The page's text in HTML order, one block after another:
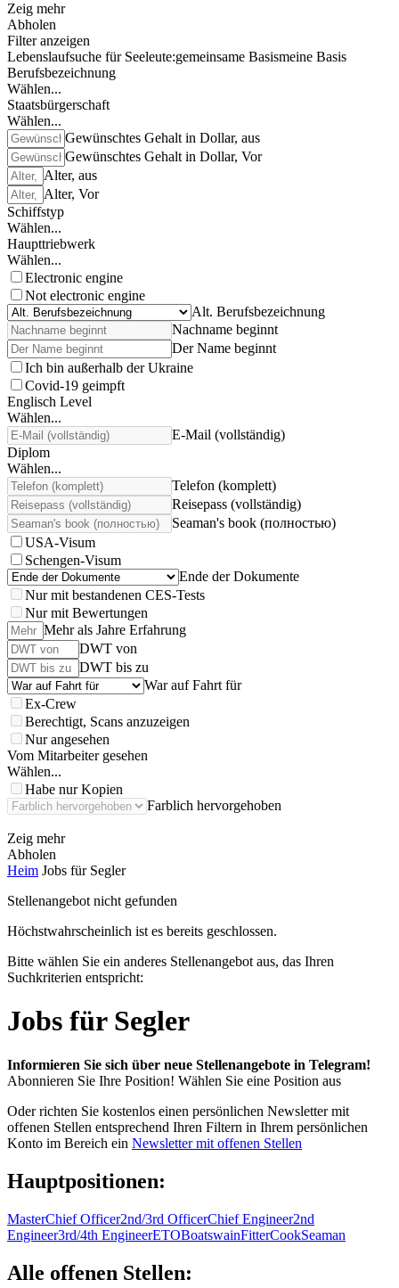
Zeig mehr
Abholen
Filter anzeigen
Lebenslaufsuche für Seeleute:gemeinsame Basismeine Basis
Berufsbezeichnung
Wählen...
Staatsbürgerschaft
Wählen...
Gewünschtes Gehalt in Dollar, aus
Gewünschtes Gehalt in Dollar, Vor
Alter, aus
Alter, Vor
Schiffstyp
Wählen...
Haupttriebwerk
Wählen...
Electronic engine
Not electronic engine
Alt. Berufsbezeichnung
Nachname beginnt
Der Name beginnt
Ich bin außerhalb der Ukraine
Covid-19 geimpft
Englisch Level
Wählen...
E-Mail (vollständig)
Diplom
Wählen...
Telefon (komplett)
Reisepass (vollständig)
Seaman's book (полностью)
USA-Visum
Schengen-Visum
Ende der Dokumente
Nur mit bestandenen CES-Tests
Nur mit Bewertungen
Mehr als Jahre Erfahrung
DWT von
DWT bis zu
War auf Fahrt für
Ex-Crew
Berechtigt, Scans anzuzeigen
Nur angesehen
Vom Mitarbeiter gesehen
Wählen...
Habe nur Kopien
Farblich hervorgehoben
Zeig mehr
Abholen
Heim Jobs für Segler
Stellenangebot nicht gefunden
Höchstwahrscheinlich ist es bereits geschlossen.
Bitte wählen Sie ein anderes Stellenangebot aus, das Ihren
Suchkriterien entspricht:
Jobs für Segler
Informieren Sie sich über neue Stellenangebote in Telegram!
Abonnieren Sie Ihre Position! Wählen Sie eine Position aus
Oder richten Sie kostenlos einen persönlichen Newsletter mit
offenen Stellen entsprechend Ihren Filtern in Ihrem persönlichen
Konto im Bereich ein Newsletter mit offenen Stellen
Hauptpositionen:
MasterChief Officer2nd/3rd OfficerChief Engineer2nd
Engineer3rd/4th EngineerETOBoatswainFitterCookSeaman
Alle offenen Stellen: